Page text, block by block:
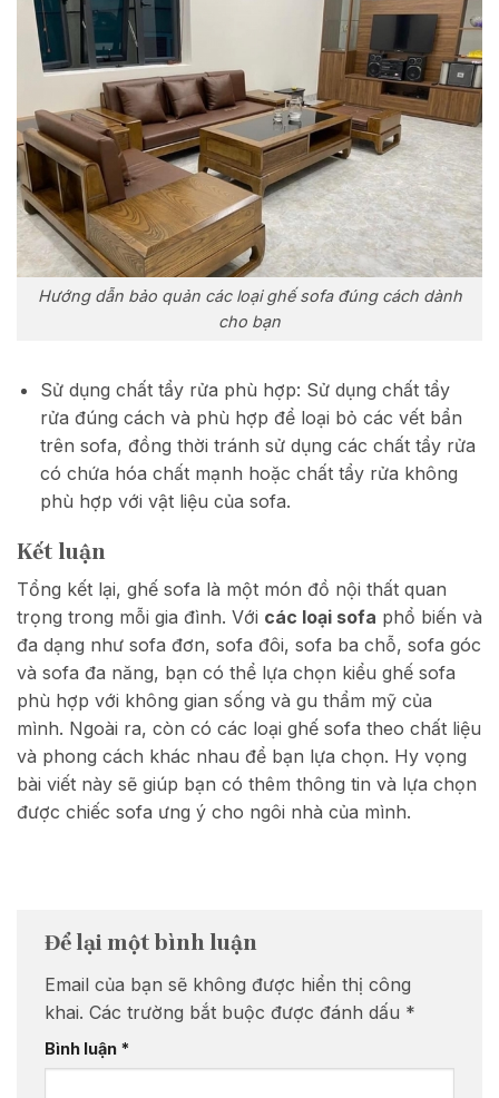
Hướng dẫn bảo quản các loại ghế sofa đúng cách dành
cho bạn
Sử dụng chất tẩy rửa phù hợp: Sử dụng chất tẩy
rửa đúng cách và phù hợp để loại bỏ các vết bẩn
trên sofa, đồng thời tránh sử dụng các chất tẩy rửa
có chứa hóa chất mạnh hoặc chất tẩy rửa không
phù hợp với vật liệu của sofa.
Kết luận
Tổng kết lại, ghế sofa là một món đồ nội thất quan
trọng trong mỗi gia đình. Với các loại sofa phổ biến và
đa dạng như sofa đơn, sofa đôi, sofa ba chỗ, sofa góc
và sofa đa năng, bạn có thể lựa chọn kiểu ghế sofa
phù hợp với không gian sống và gu thẩm mỹ của
mình. Ngoài ra, còn có các loại ghế sofa theo chất liệu
và phong cách khác nhau để bạn lựa chọn. Hy vọng
bài viết này sẽ giúp bạn có thêm thông tin và lựa chọn
được chiếc sofa ưng ý cho ngôi nhà của mình.
Để lại một bình luận
Email của bạn sẽ không được hiển thị công
khai. Các trường bắt buộc được đánh dấu *
Bình luận *